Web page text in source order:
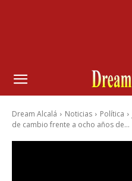
Dream Alcalá Noticias Política
de cambio frente a ocho años de...